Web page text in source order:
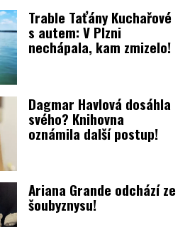
Trable Taťány Kuchařové
s autem: V Plzni
nechápala, kam zmizelo!
Dagmar Havlová dosáhla
svého? Knihovna
oznámila další postup!
Ariana Grande odchází ze
šoubyznysu!